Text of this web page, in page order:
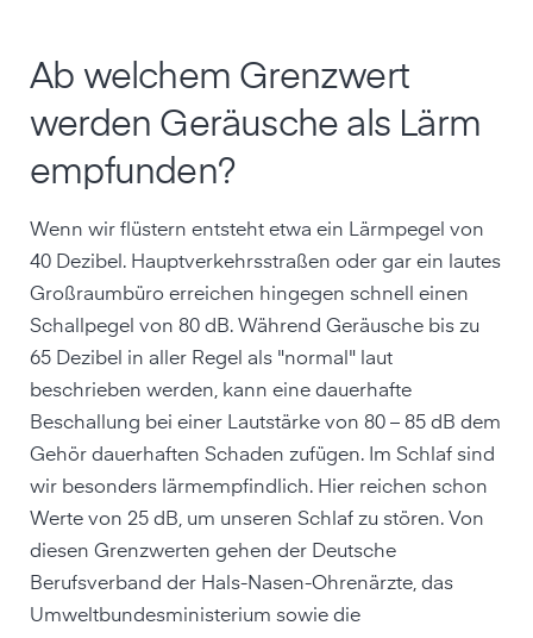
Ab welchem Grenzwert
werden Geräusche als Lärm
empfunden?
Wenn wir flüstern entsteht etwa ein Lärmpegel von
40 Dezibel. Hauptverkehrsstraßen oder gar ein lautes
Großraumbüro erreichen hingegen schnell einen
Schallpegel von 80 dB. Während Geräusche bis zu
65 Dezibel in aller Regel als "normal" laut
beschrieben werden, kann eine dauerhafte
Beschallung bei einer Lautstärke von 80 – 85 dB dem
Gehör dauerhaften Schaden zufügen. Im Schlaf sind
wir besonders lärmempfindlich. Hier reichen schon
Werte von 25 dB, um unseren Schlaf zu stören. Von
diesen Grenzwerten gehen der Deutsche
Berufsverband der Hals-Nasen-Ohrenärzte, das
Umweltbundesministerium sowie die